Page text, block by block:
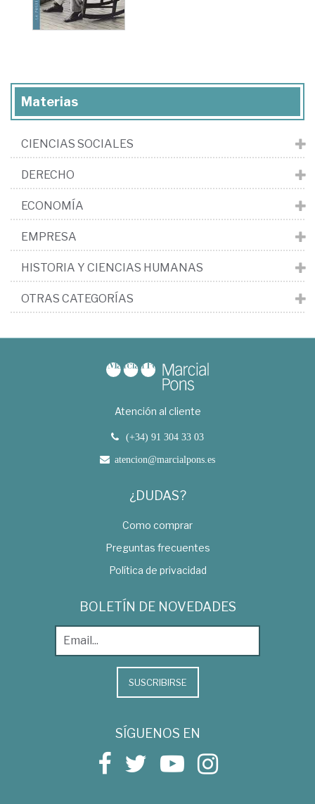
Materias
CIENCIAS SOCIALES
DERECHO
ECONOMÍA
EMPRESA
HISTORIA Y CIENCIAS HUMANAS
OTRAS CATEGORÍAS
Atención al cliente
(+34) 91 304 33 03
atencion@marcialpons.es
¿DUDAS?
Como comprar
Preguntas frecuentes
Política de privacidad
BOLETÍN DE NOVEDADES
SUSCRIBIRSE
SÍGUENOS EN